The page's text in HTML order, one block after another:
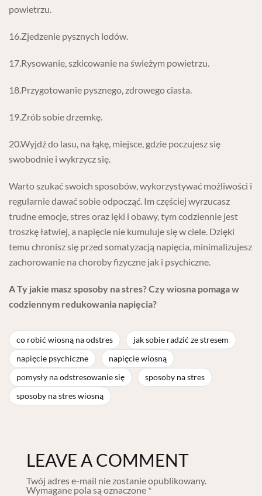
powietrzu.
16.Zjedzenie pysznych lodów.
17.Rysowanie, szkicowanie na świeżym powietrzu.
18.Przygotowanie pysznego, zdrowego ciasta.
19.Zrób sobie drzemkę.
20.Wyjdź do lasu, na łąkę, miejsce, gdzie poczujesz się
swobodnie i wykrzycz się.
Warto szukać swoich sposobów, wykorzystywać możliwości i
regularnie dawać sobie odpocząć. Im częściej wyrzucasz
trudne emocje, stres oraz lęki i obawy, tym codziennie jest
troszkę łatwiej, a napięcie nie kumuluje się w ciele. Dzięki
temu chronisz się przed somatyzacją napięcia, minimalizujesz
zachorowanie na choroby fizyczne jak i psychiczne.
A Ty jakie masz sposoby na stres? Czy wiosna pomaga w
codziennym redukowania napięcia?
co robić wiosną na odstres
jak sobie radzić ze stresem
napięcie psychiczne
napięcie wiosną
pomysły na odstresowanie się
sposoby na stres
sposoby na stres wiosną
LEAVE A COMMENT
Twój adres e-mail nie zostanie opublikowany.
Wymagane pola są oznaczone *